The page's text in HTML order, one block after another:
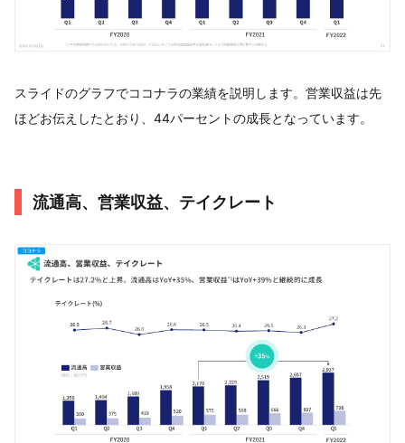
スライドのグラフでココナラの業績を説明します。営業収益は先
ほどお伝えしたとおり、44パーセントの成長となっています。
流通高、営業収益、テイクレート